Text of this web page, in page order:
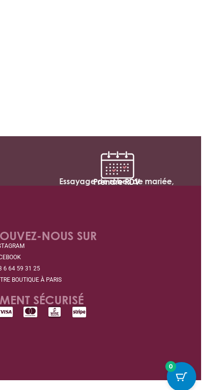
Essayage de robes de mariée,
Prendre RDV
NOUS SUR
6 64 59 31 25
BOUTIQUE À PARIS
SÉCURISÉ
0